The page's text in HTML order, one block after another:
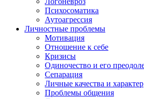
Психосоматика
Аутоагрессия
Личностные проблемы
Мотивация
Отношение к себе
Кризисы
Одиночество и его
Сепарация
Личные качества и характер
Проблемы общения